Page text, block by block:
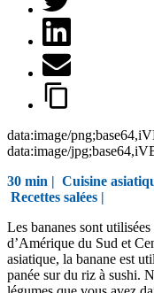
data:image/
data:image/
30 min | Cuisine
Recettes salées |
Les bananes sont
d’Amérique du Sud et
asiatique, la banane est
panée sur du riz à sushi.